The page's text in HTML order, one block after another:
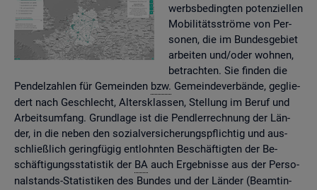
werbs­be­ding­ten po­ten­zi­el­len
Mo­bi­li­täts­strö­me von Per­
so­nen, die im Bun­des­ge­biet
ar­bei­ten und/oder woh­nen,
be­trach­ten. Sie fin­den die
Pen­del­zah­len für Ge­mein­den bzw. Ge­mein­de­ver­bän­de, ge­glie­
dert nach Ge­schlecht, Al­ters­klas­sen, Stel­lung im Beruf und
Ar­beits­um­fang. Grund­la­ge ist die Pend­ler­rech­nung der Län­
der, in die neben den so­zi­al­ver­si­che­rungs­pflich­tig und aus­
schlie­ß­lich ge­ring­fü­gig ent­lohn­ten Be­schäf­tig­ten der Be­
schäf­ti­gungs­sta­tis­tik der BA auch Er­geb­nis­se aus der Per­so­
nal­stands-Sta­tis­ti­ken des Bun­des und der Län­der (Be­am­tin­